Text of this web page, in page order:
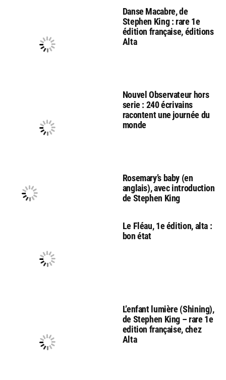
Danse Macabre, de
Stephen King : rare 1e
édition française, éditions
Alta
Nouvel Observateur hors
serie : 240 écrivains
racontent une journée du
monde
Rosemary’s baby (en
anglais), avec introduction
de Stephen King
Le Fléau, 1e édition, alta :
bon état
L’enfant lumière (Shining),
de Stephen King – rare 1e
edition française, chez
Alta